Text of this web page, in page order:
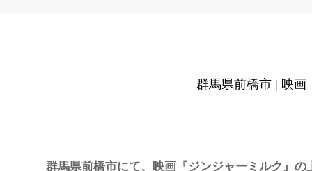
群馬県前橋市 | 映
群馬県前橋市にて、映画『ジンジャーミルク』